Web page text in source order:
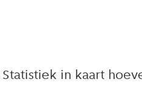
in kaart